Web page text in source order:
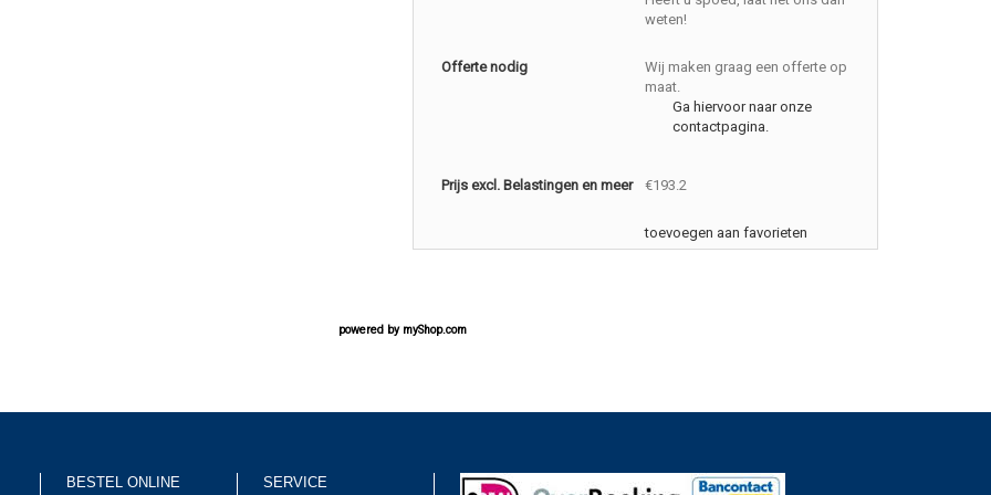
weten!
Offerte nodig
Wij maken graag een offerte op
maat.
Ga hiervoor naar onze
contactpagina.
Prijs excl. Belastingen en meer €193.2
toevoegen aan favorieten
powered by myShop.com
BESTEL ONLINE SERVICE